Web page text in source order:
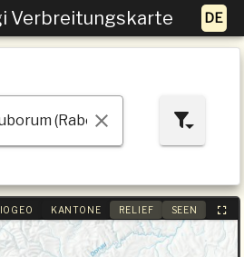
Verbreitungskarte
KANTONE RELIEF SEEN